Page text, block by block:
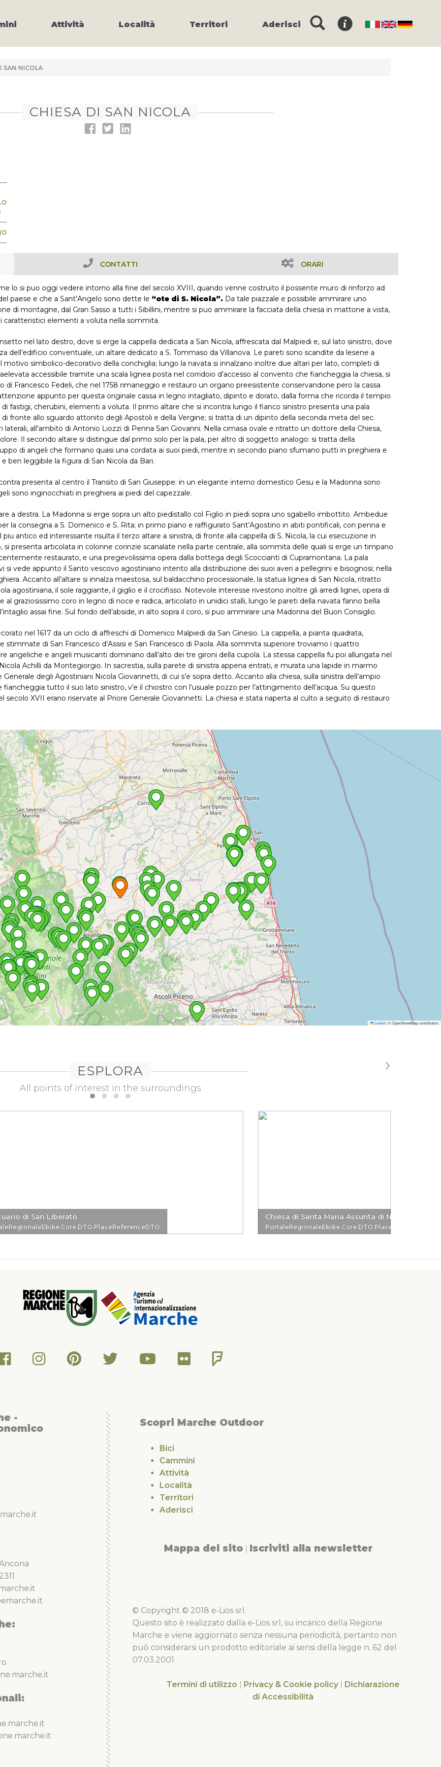
Attività Località Territori Aderisci
SAN NICOLA
CHIESA DI SAN NICOLA
CONTATTI ORARI
lo si puo oggi vedere intorno alla fine del secolo XVIII, quando venne costruito il possente muro di rinforzo ad
paese e che a Sant’Angelo sono dette le “ote di S. Nicola”. Da tale piazzale e possibile ammirare uno
di montagne, dal Gran Sasso a tutti i Sibillini, mentre si puo ammirare la facciata della chiesa in mattone a vista,
caratteristici elementi a voluta nella sommita.
nel lato destro, dove si erge la cappella dedicata a San Nicola, affrescata dal Malpiedi e, sul lato sinistro, dove
dell’edificio conventuale, un altare dedicato a S. Tommaso da Villanova. Le pareti sono scandite da lesene a
simbolico-decorativo della conchiglia; lungo la navata si innalzano inoltre due altari per lato, completi di
accessibile tramite una scala lignea posta nel corridoio d’accesso al convento che fiancheggia la chiesa, si
di Francesco Fedeli, che nel 1758 rimaneggio e restauro un organo preesistente conservandone pero la cassa
appunto per questa originale cassa in legno intagliato, dipinto e dorato, dalla forma che ricorda il tempio
fastigi, cherubini, elementi a voluta. Il primo altare che si incontra lungo il fianco sinistro presenta una pala
fronte allo sguardo attonito degli Apostoli e della Vergine; si tratta di un dipinto della seconda meta del sec.
all’ambito di Antonio Liozzi di Penna San Giovanni. Nella cimasa ovale e ritratto un dottore della Chiesa,
Il secondo altare si distingue dal primo solo per la pala, per altro di soggetto analogo: si tratta della
di angeli che formano quasi una cordata ai suoi piedi, mentre in secondo piano sfumano putti in preghiera e
ben leggibile la figura di San Nicola da Bari.
presenta al centro il Transito di San Giuseppe: in un elegante interno domestico Gesu e la Madonna sono
sono inginocchiati in preghiera ai piedi del capezzale.
a destra. La Madonna si erge sopra un alto piedistallo col Figlio in piedi sopra uno sgabello imbottito. Ambedue
la consegna a S. Domenico e S. Rita; in primo piano e raffigurato Sant’Agostino in abiti pontificali, con penna e
antico ed interessante risulta il terzo altare a sinistra, di fronte alla cappella di S. Nicola, la cui esecuzione in
presenta articolata in colonne corinzie scanalate nella parte centrale, alla sommita delle quali si erge un timpano
restaurato, e una pregevolissima opera dalla bottega degli Scoccianti di Cupramontana. La pala
si vede appunto il Santo vescovo agostiniano intento alla distribuzione dei suoi averi a pellegrini e bisognosi; nella
Accanto all’altare si innalza maestosa, sul baldacchino processionale, la statua lignea di San Nicola, ritratto
agostiniana, il sole raggiante, il giglio e il crocifisso. Notevole interesse rivestono inoltre gli arredi lignei, opera di
al graziosissimo coro in legno di noce e radica, articolato in unidici stalli, lungo le pareti della navata fanno bella
assai fine. Sul fondo dell’abside, in alto sopra il coro, si puo ammirare una Madonna del Buon Consiglio.
nel 1617 da un ciclo di affreschi di Domenico Malpiedi da San Ginesio. La cappella, a pianta quadrata,
di San Francesco d’Assisi e San Francesco di Paola. Alla sommita superiore troviamo i quattro
angeliche e angeli musicanti dominano dall’alto dei tre gironi della cupola. La stessa cappella fu poi allungata nel
Achilli da Montegiorgio. In sacrestia, sulla parete di sinistra appena entrati, e murata una lapide in marmo
degli Agostiniani Nicola Giovannetti, di cui s’e sopra detto. Accanto alla chiesa, sulla sinistra dell’ampio
tutto il suo lato sinistro, v’e il chiostro con l’usuale pozzo per l’attingimento dell’acqua. Su questo
XVII erano riservate al Priore Generale Giovannetti. La chiesa e stata riaperta al culto a seguito di restauro
Leaflet|© OpenStreetMap contributors
ESPLORA
All points of interest in the surroundings
di San Liberato Chiesa di Santa Maria Assunta di Nemi
PortaleRegionaleEbike.Core.DTO.PlaceReferenceDTO
›
-
Scopri Marche Outdoor
Bici
Cammini
Attività
Località
Territori
Aderisci
Mappa del sito Iscriviti alla newsletter
© Copyright © 2018 e-Lios srl.
Questo sito è realizzato dalla e-Lios srl, su incarico della Regione
Marche e viene aggiornato senza nessuna periodicità, pertanto non
può considerarsi un prodotto editoriale ai sensi della legge n. 62 del
07.03.2001
Termini di utilizzo Privacy & Cookie policy
Dichiarazione
di Accessibilità